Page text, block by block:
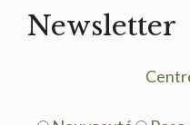
Newsletter